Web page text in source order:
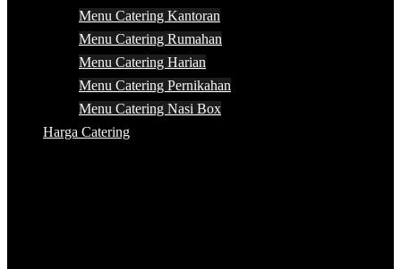
Menu Catering Kantoran
Menu Catering Rumahan
Menu Catering Harian
Menu Catering Pernikahan
Menu Catering Nasi Box
Harga Catering